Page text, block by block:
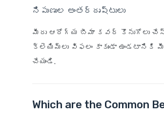
నిపుణుల అంతర్దృష్టులు
మీరు ఆరోగ్య బీమా కవర్ కొనుగోలు
క్లెయిమ్‌లు విఫలం కాకుండా
చేయండి.
Which are the Common